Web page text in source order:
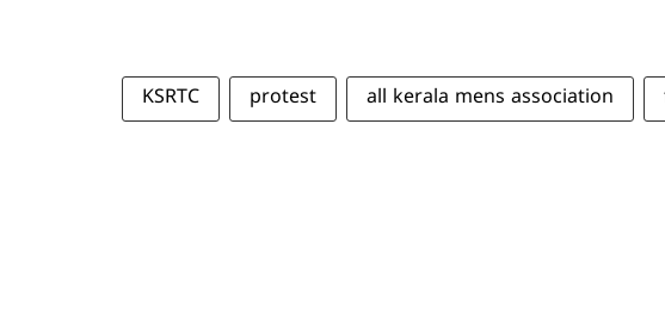
KSRTC protest all kerala mens association